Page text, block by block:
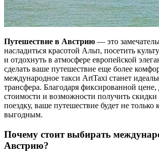
Путешествие в Австрию — это
насладиться красотой Альп, посетить
и отдохнуть в атмосфере европейской
сделать ваше путешествие еще более
международное такси ArtTaxi станет
трансфера. Благодаря фиксированной цене,
стоимости и возможности получить
поездку, ваше путешествие будет не
выгодным.
Почему стоит выбирать
Австрию?